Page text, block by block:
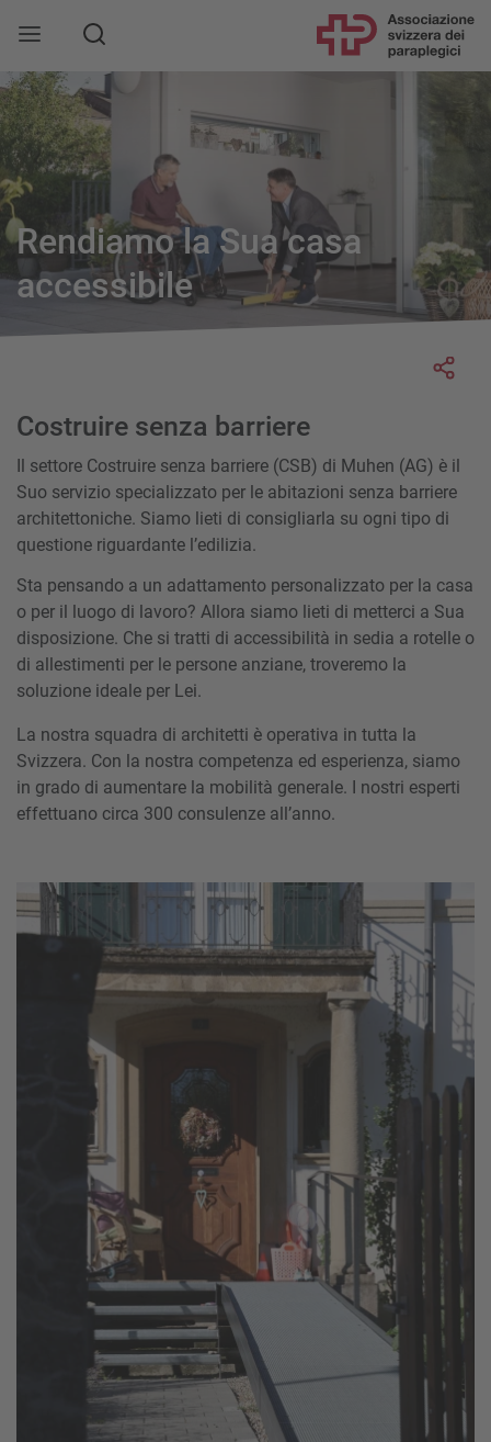
Rendiamo la Sua casa
accessibile
Costruire senza barriere
Il settore Costruire senza barriere (CSB) di Muhen (AG) è il
Suo servizio specializzato per le abitazioni senza barriere
architettoniche. Siamo lieti di consigliarla su ogni tipo di
questione riguardante l’edilizia.
Sta pensando a un adattamento personalizzato per la casa
o per il luogo di lavoro? Allora siamo lieti di metterci a Sua
disposizione. Che si tratti di accessibilità in sedia a rotelle o
di allestimenti per le persone anziane, troveremo la
soluzione ideale per Lei.
La nostra squadra di architetti è operativa in tutta la
Svizzera. Con la nostra competenza ed esperienza, siamo
in grado di aumentare la mobilità generale. I nostri esperti
effettuano circa 300 consulenze all’anno.